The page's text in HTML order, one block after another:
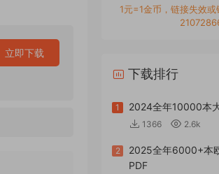
立即下载
1元=1金币，链接失效或
下载排行
1 2024全年10000本
1366 2.6k
2
2025全年6000+本
PDF